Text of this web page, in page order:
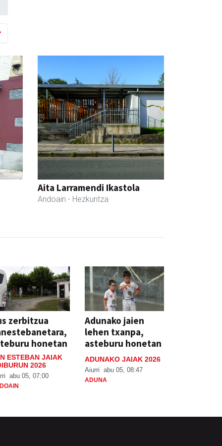
Aita Larramendi Ikastola
Andoain - Hezkuntza
zerbitzua
honetan
ESTEBAN JAIAK
2026
abu 05, 07:00
Adunako jaien
lehen txanpa,
asteburu honetan
ADUNAKO JAIAK 2026
Aiurri abu 05, 08:47
ADUNA